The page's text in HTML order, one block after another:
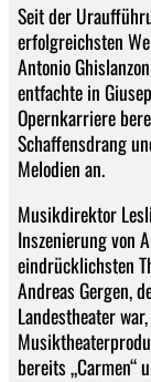
Seit der
erfolgreichsten
Antonio
entfachte in
Opernkarriere
Schaffensdrang
Melodien an.
Musikdirektor
Inszenierung von
eindrücklichsten
Andreas Gergen,
Landestheater
bereits „Carmen“